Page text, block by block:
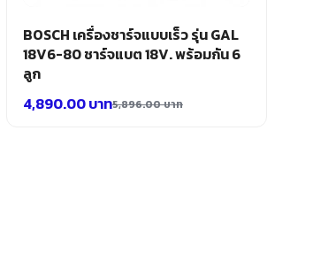
BOSCH เครื่องชาร์จแบบเร็ว รุ่น GAL
18V6-80 ชาร์จแบต 18V. พร้อมกัน 6
ลูก
5,896.00บาท
4,890.00บาท